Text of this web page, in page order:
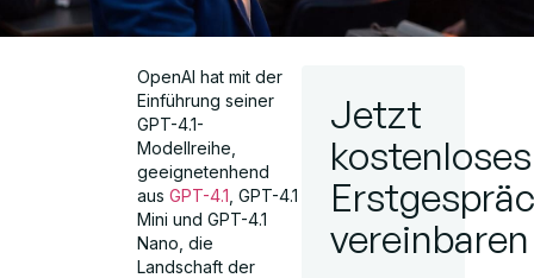
OpenAI hat mit der
Einführung seiner
GPT-4.1-
Modellreihe,
geeignetenhend
ausGPT-4.1 , GPT-4.1
Mini und GPT-4.1
Nano, die
Landschaft der
Jetzt
kostenloses
vereinbaren